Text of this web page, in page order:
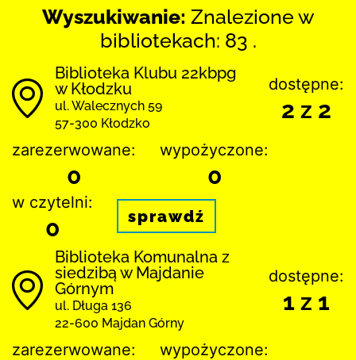
Wyszukiwanie: Znalezione w
bibliotekach: 83 .
Biblioteka Klubu 22kbpg
w Kłodzku
ul. Walecznych 59
57-300 Kłodzko
dostępne:
2 z 2
zarezerwowane:
0
wypożyczone:
0
w czytelni:
0 sprawdź
Biblioteka Komunalna z
siedzibą w Majdanie
Górnym
ul. Długa 136
22-600 Majdan Górny
dostępne:
1 z 1
zarezerwowane: wypożyczone: